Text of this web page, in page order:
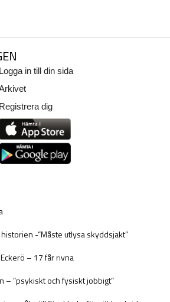
Logga in till din sida
Registrera dig
-”Måste utlysa skyddsjakt”
– 17 får rivna
– ”psykiskt och fysiskt jobbigt”